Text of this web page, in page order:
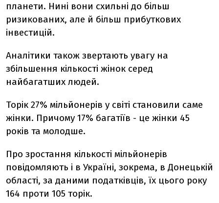
планети. Нині вони схильні до більш
ризикованих, але й більш прибуткових
інвестицій.
Аналітики також звертають увагу на
збільшення кількості жінок серед
найбагатших людей.
Торік 27% мільйонерів у світі становили саме
жінки. Причому 17% багатіїв - це жінки 45
років та молодше.
Про зростання кількості мільйонерів
повідомляють і в Україні, зокрема, в Донецькій
області, за даними податківців, їх цього року
164 проти 105 торік.